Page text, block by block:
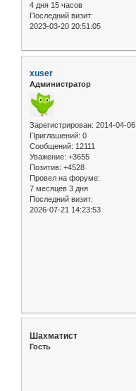
4 дня 15 часов
Последний визит:
2023-03-20 20:51:05
xuser
Администратор
Зарегистрирован: 2014-04-06
Приглашений: 0
Сообщений: 12111
Уважение: +3655
Позитив: +4528
Провел на форуме:
7 месяцев 3 дня
Последний визит:
2026-07-21 14:23:53
Шахматист
Гость